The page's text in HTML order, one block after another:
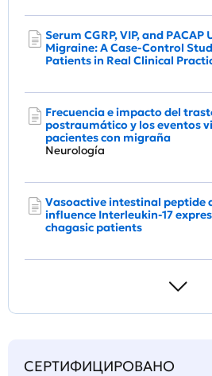
Serum CGRP, VIP, and PACAP
Migraine: A Case-Control
Patients in Real Clinical
Frecuencia e impacto del
postraumático y los eventos
pacientes con migraña
Neurología
Vasoactive intestinal peptide
influence Interleukin-17
chagasic patients
СЕРТИФИЦИРОВАНО